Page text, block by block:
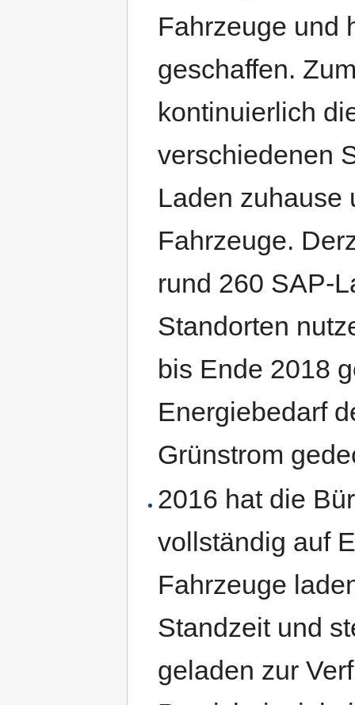
Fahrzeuge und
geschaffen.
kontinuierlich
verschiedenen
Laden zuhause
Fahrzeuge.
rund 260 SAP-
Standorten
bis Ende 2018
Energiebedarf
Grünstrom
2016 hat die
vollständig auf
Fahrzeuge
Standzeit und
geladen zur